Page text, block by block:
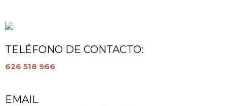
TELÉFONO DE CONTACTO:
626 518 966
EMAIL